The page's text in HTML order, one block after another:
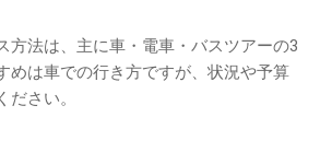
方法は、主に車・電車・バスツアーの3
めは車での行き方ですが、状況や予算
さい。